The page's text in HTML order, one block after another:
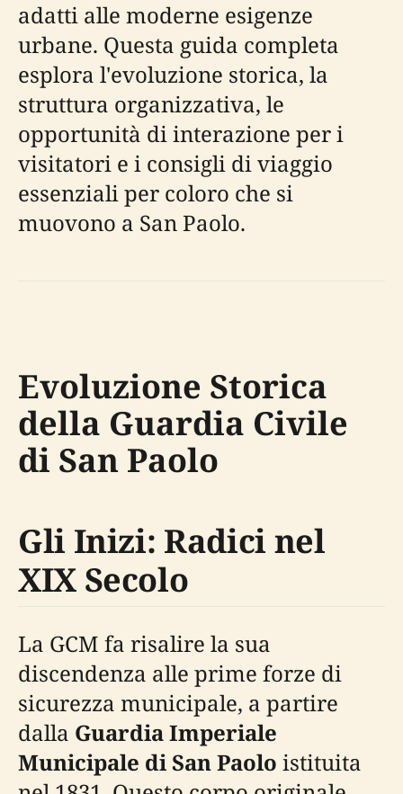
adatti alle moderne esigenze
urbane. Questa guida completa
esplora l'evoluzione storica, la
struttura organizzativa, le
opportunità di interazione per i
visitatori e i consigli di viaggio
essenziali per coloro che si
muovono a San Paolo.
Evoluzione Storica
della Guardia Civile
di San Paolo
Gli Inizi: Radici nel
XIX Secolo
La GCM fa risalire la sua
discendenza alle prime forze di
sicurezza municipale, a partire
dalla Guardia Imperiale
Municipale di San Paolo istituita